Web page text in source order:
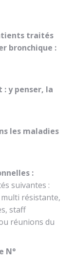
traités
bronchique :
y penser, la
les maladies
:
suivantes :
multi résistante,
staff
réunions du
N°